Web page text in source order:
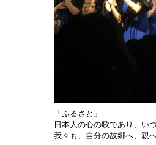
「ふるさと」
日本人の心の歌であり、い
我々も、自分の故郷へ、親